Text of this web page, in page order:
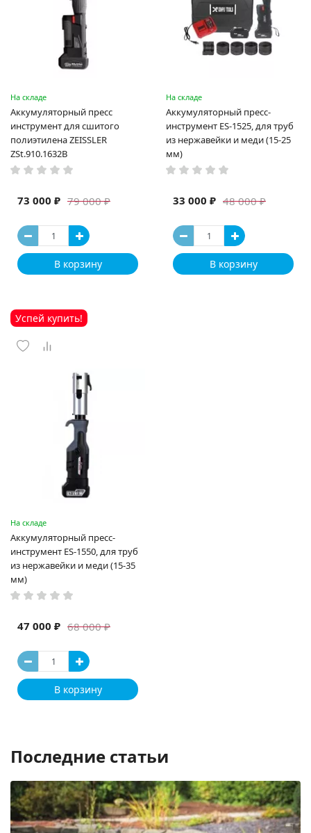
На складе
Аккумуляторный пресс
инструмент для сшитого
полиэтилена ZEISSLER
ZSt.910.1632B
79 000 ₽
73 000 ₽
В корзину
На складе
Аккумуляторный пресс-
инструмент ES-1525, для труб
из нержавейки и меди (15-25
мм)
48 000 ₽
33 000 ₽
В корзину
Успей купить!
На складе
Аккумуляторный пресс-
инструмент ES-1550, для труб
из нержавейки и меди (15-35
мм)
68 000 ₽
47 000 ₽
В корзину
Последние статьи